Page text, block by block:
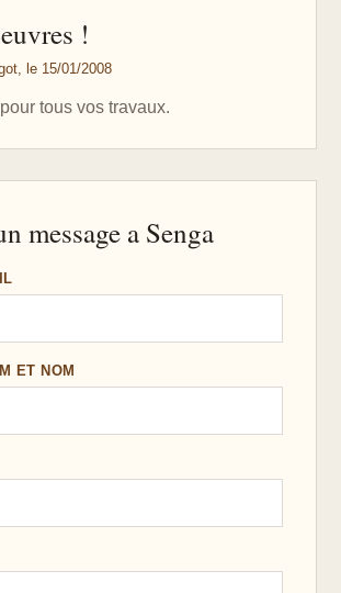
!
le 15/01/2008
tous vos travaux.
message a Senga
ET NOM